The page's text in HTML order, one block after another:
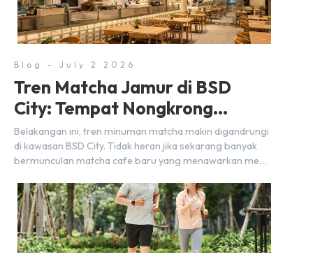
Blog - July 2 2026
Tren Matcha Jamur di BSD
City: Tempat Nongkrong
Estetik Dekat Hunian
Belakangan ini, tren minuman matcha makin digandrungi
di kawasan BSD City. Tidak heran jika sekarang banyak
bermunculan matcha cafe baru yang menawarkan menu
nyaman, baik untuk produktif bekerja (WFC) maupun
sekadar bersantai bersama orang terdekat. Kabar
baiknya, deretan kafe hits ini tersebar di lokasi-lokasi
strategis yang sangat […]